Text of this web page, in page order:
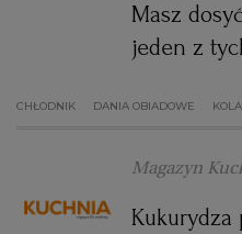
Masz
jeden z
CHŁODNIK DANIA OBIADOWE
Magazyn